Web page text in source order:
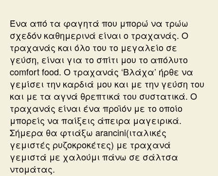
Ένα από τα φαγητά που μπορώ να τρώω
σχεδόν καθημερινά είναι ο τραχανάς. Ο
τραχανάς και όλο του το μεγαλείο σε
γεύση, είναι για το σπίτι μου το απόλυτο
comfort food. Ο τραχανάς ‘Βλάχα’ ήρθε να
γεμίσει την καρδιά μου και με την γεύση του
και με τα αγνά θρεπτικά του συστατικά. Ο
τραχανάς είναι ένα προϊόν με το οποίο
μπορείς να παίξεις άπειρα μαγειρικά.
Σήμερα θα φτιάξω arancini(ιταλικές
γεμιστές ρυζοκροκέτες) με τραχανά
γεμιστά με χαλούμι πάνω σε σάλτσα
ντομάτας.